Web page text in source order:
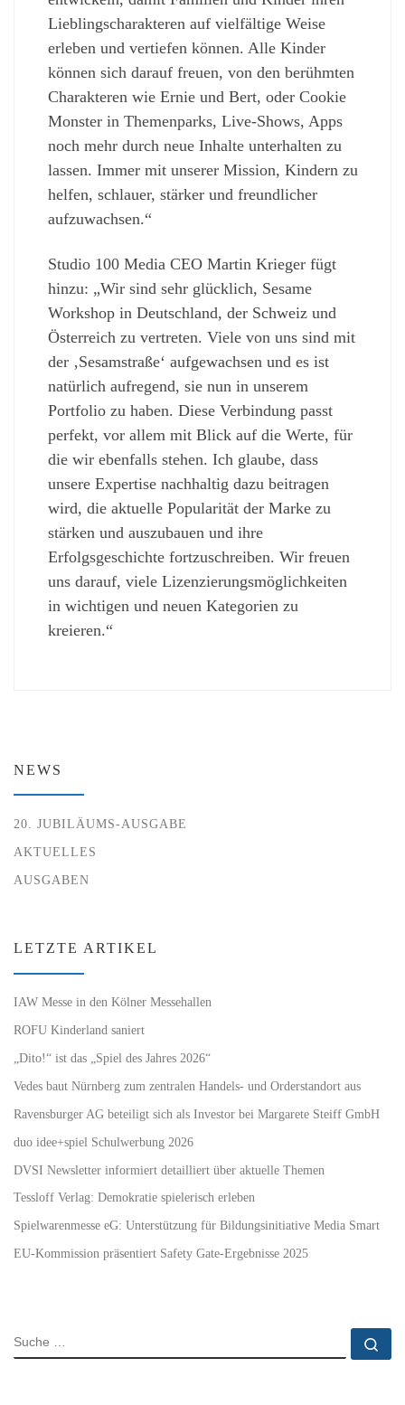
Lieblingscharakteren auf vielfältige Weise
erleben und vertiefen können. Alle Kinder
können sich darauf freuen, von den berühmten
Charakteren wie Ernie und Bert, oder Cookie
Monster in Themenparks, Live-Shows, Apps
noch mehr durch neue Inhalte unterhalten zu
lassen. Immer mit unserer Mission, Kindern zu
helfen, schlauer, stärker und freundlicher
aufzuwachsen.“
Studio 100 Media CEO Martin Krieger fügt
hinzu: „Wir sind sehr glücklich, Sesame
Workshop in Deutschland, der Schweiz und
Österreich zu vertreten. Viele von uns sind mit
der ‚Sesamstraße‘ aufgewachsen und es ist
natürlich aufregend, sie nun in unserem
Portfolio zu haben. Diese Verbindung passt
perfekt, vor allem mit Blick auf die Werte, für
die wir ebenfalls stehen. Ich glaube, dass
unsere Expertise nachhaltig dazu beitragen
wird, die aktuelle Popularität der Marke zu
stärken und auszubauen und ihre
Erfolgsgeschichte fortzuschreiben. Wir freuen
uns darauf, viele Lizenzierungsmöglichkeiten
in wichtigen und neuen Kategorien zu
kreieren.“
NEWS
20. JUBILÄUMS-AUSGABE
AKTUELLES
AUSGABEN
LETZTE ARTIKEL
IAW Messe in den Kölner Messehallen
ROFU Kinderland saniert
„Dito!“ ist das „Spiel des Jahres 2026“
Vedes baut Nürnberg zum zentralen Handels- und Orderstandort aus
Ravensburger AG beteiligt sich als Investor bei Margarete Steiff GmbH
duo idee+spiel Schulwerbung 2026
DVSI Newsletter informiert detailliert über aktuelle Themen
Tessloff Verlag: Demokratie spielerisch erleben
Spielwarenmesse eG: Unterstützung für Bildungsinitiative Media Smart
EU-Kommission präsentiert Safety Gate-Ergebnisse 2025
SUCHE